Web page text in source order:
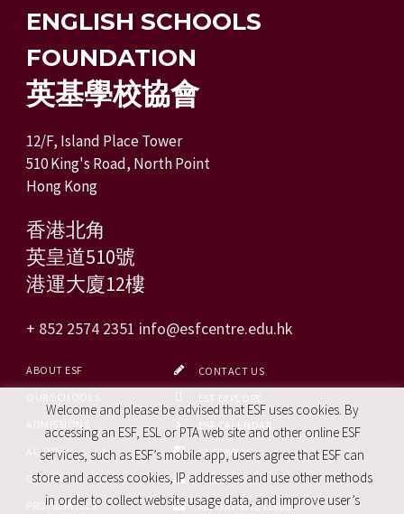
ENGLISH SCHOOLS
FOUNDATION
英基學校協會
12/F, Island Place Tower
510 King's Road, North Point
Hong Kong
香港北角
英皇道510號
港運大廈12樓
+ 852 2574 2351 info@esfcentre.edu.hk
ABOUT ESF
ALUMNI
CAREERS
PRO. SERVICES
CONTACT US
ESF CALENDAR
FACEBOOK
SITE MAP
REPORT SITE ISSUE
Welcome and please be advised that ESF uses cookies. By
accessing an ESF, ESL or PTA web site and other online ESF
services, such as ESF’s mobile app, users agree that ESF can
store and access cookies, IP addresses and use other methods
in order to collect website usage data, and improve user’s